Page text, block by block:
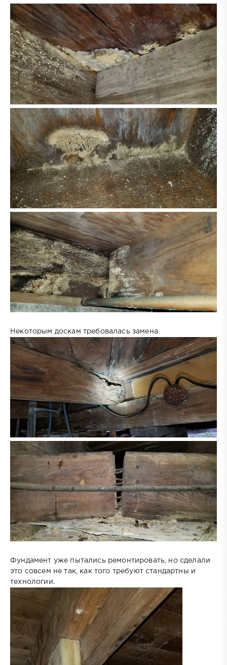
Некоторым доскам требовалась замена.
Фундамент уже пытались ремонтировать, но сделали
это совсем не так, как того требуют стандартны и
технологии.